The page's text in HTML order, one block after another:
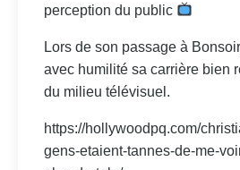
perception du public
Lors de son passage à
avec humilité sa carrière bien
du milieu télévisuel.
https://hollywoodpq.com/
gens-etaient-tannes-de-me-